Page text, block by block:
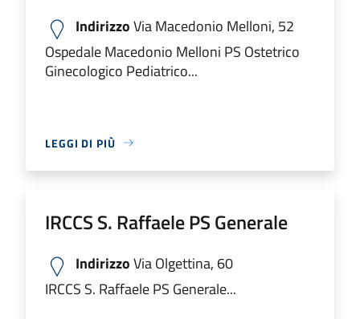
IndirizzoVia Macedonio Melloni, 52
Ospedale Macedonio Melloni PS Ostetrico
Ginecologico Pediatrico...
LEGGI DI PIÙ
IRCCS S. Raffaele PS Generale
IndirizzoVia Olgettina, 60
IRCCS S. Raffaele PS Generale...